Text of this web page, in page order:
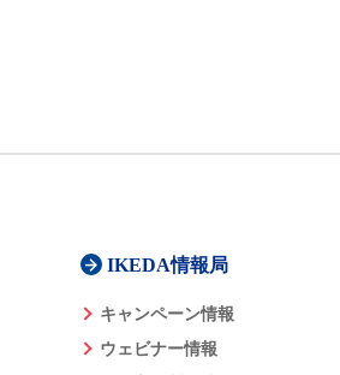
IKEDA情報局
キャンペーン情報
ウェビナー情報